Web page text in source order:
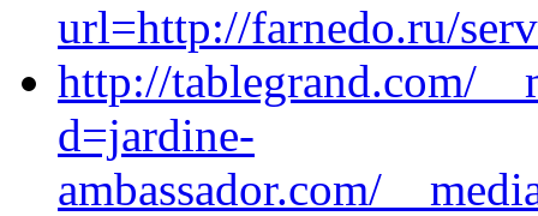
url=http://farnedo.ru/
http://tablegrand.com/
d=jardine-
ambassador.com/